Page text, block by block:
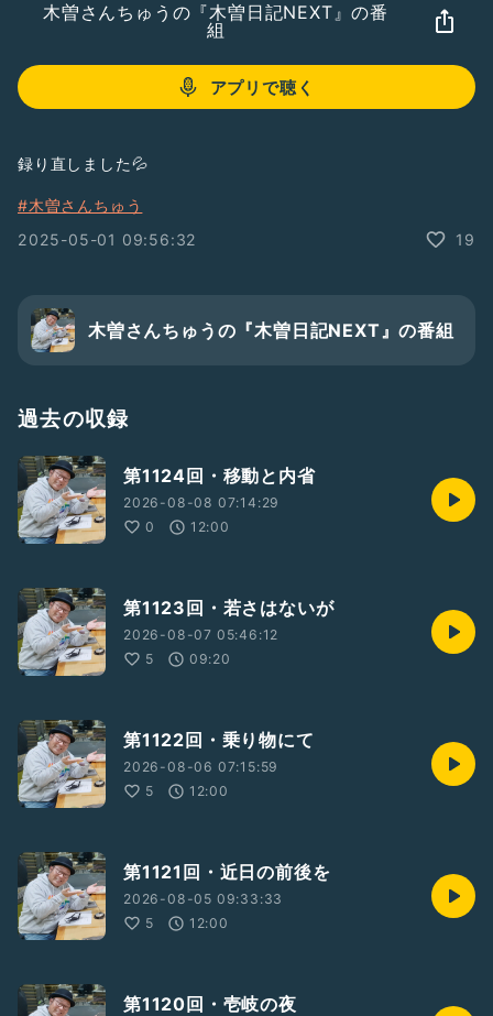
木曽さんちゅうの『木曽日記NEXT』の番
組
アプリで聴く
録り直しました💦
#木曽さんちゅう
2025-05-01 09:56:32
19
木曽さんちゅうの『木曽日記NEXT』の番組
過去の収録
第1124回・移動と内省
2026-08-08 07:14:29
0
12:00
第1123回・若さはないが
2026-08-07 05:46:12
5
09:20
第1122回・乗り物にて
2026-08-06 07:15:59
5
12:00
第1121回・近日の前後を
2026-08-05 09:33:33
5
12:00
第1120回・壱岐の夜